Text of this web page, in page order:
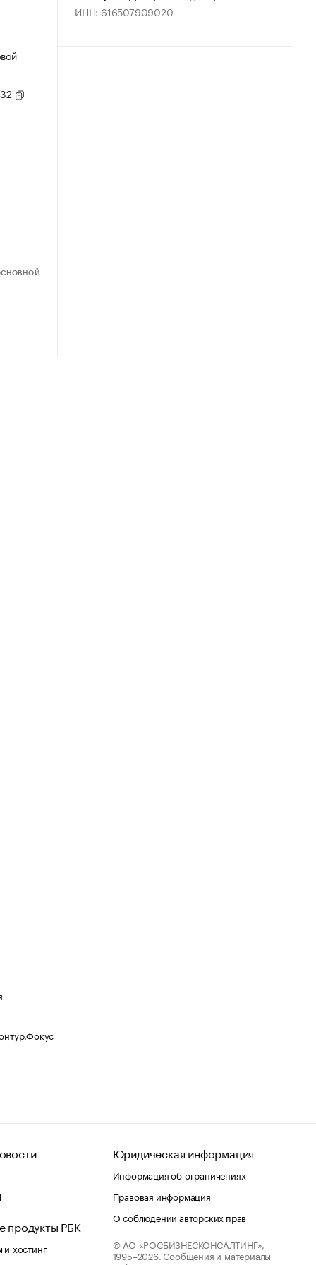
ИНН: 616507909020
продукты РБК
хостинг
Юридическая информация
Информация об ограничениях
Правовая информация
О соблюдении авторских прав
© АО «РОСБИЗНЕСКОНСАЛТИНГ»,
1995–2026. Сообщения и материалы